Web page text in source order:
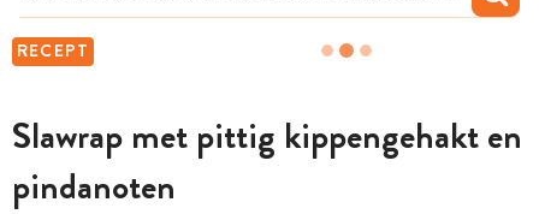
RECEPT
Slawrap met pittig kippengehakt en
pindanoten
MIJN BEWAARDE RECEPTEN